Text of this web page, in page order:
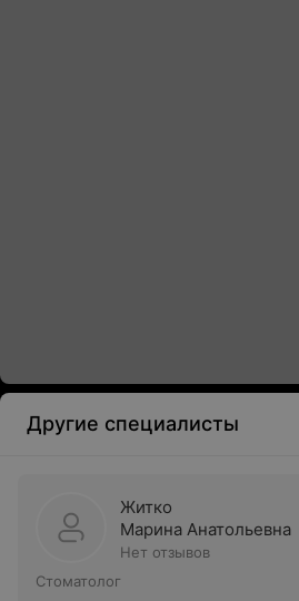
Другие специалисты
Житко
Марина Анатольевна
Нет отзывов
Стоматолог